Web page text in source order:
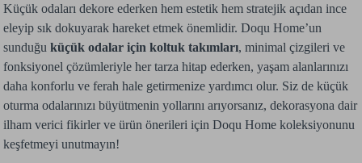
Küçük odaları dekore ederken hem estetik hem stratejik açıdan ince
eleyip sık dokuyarak hareket etmek önemlidir. Doqu Home’un
sunduğu küçük odalar için koltuk takımları, minimal çizgileri ve
fonksiyonel çözümleriyle her tarza hitap ederken, yaşam alanlarınızı
daha konforlu ve ferah hale getirmenize yardımcı olur. Siz de küçük
oturma odalarınızı büyütmenin yollarını arıyorsanız, dekorasyona dair
ilham verici fikirler ve ürün önerileri için Doqu Home koleksiyonunu
keşfetmeyi unutmayın!